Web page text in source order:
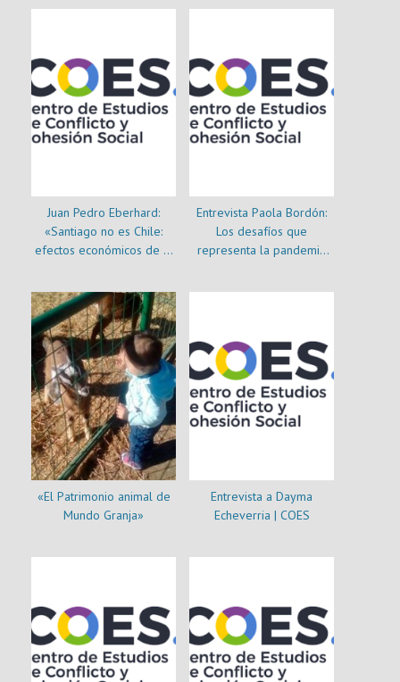
Juan Pedro Eberhard:
«Santiago no es Chile:
efectos económicos de la
Entrevista Paola Bordón:
Los desafíos que
representa la pandemia
«El Patrimonio animal de
Mundo Granja»
Entrevista a Dayma
Echeverria | COES